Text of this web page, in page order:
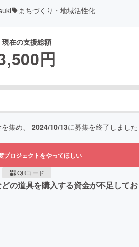
まちづくり・地域活性化
現在の支援総額
円
集め、 2024/10/13に募集を終了しました
プロジェクトをやってほしい
QRコード
の道具を購入する資金が不足して